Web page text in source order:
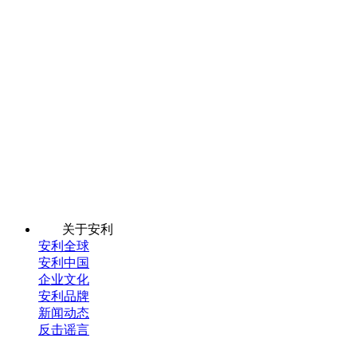
关于安利
安利全球
安利中国
企业文化
安利品牌
新闻动态
反击谣言